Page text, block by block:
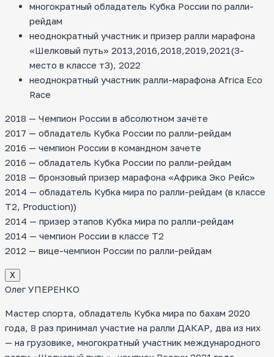
многократный обладатель Кубка России по ралли-
рейдам
неоднократный участник и призер ралли марафона
«Шелковый путь» 2013,2016,2018,2019,2021(3-
место в классе т3), 2022
неоднократный участник ралли-марафона Africa Eco
Race
2018 — Чемпион России в абсолютном зачёте
2017 — обладатель Кубка России по ралли-рейдам
2016 — чемпион России в командном зачете
2016 — обладатель Кубка России по ралли-рейдам
2018 — бронзовый призер марафона «Африка Эко Рейс»
2014 — обладатель Кубка мира по ралли-рейдам (в классе
T2, Production))
2014 — призер этапов Кубка мира по ралли-рейдам
2014 — чемпион России в классе Т2
2012 — вице-чемпион России по ралли-рейдам
Х
Олег УПЕРЕНКО
Мастер спорта, обладатель Кубка мира по бахам 2020
года, 8 раз принимал участие на ралли ДАКАР, два из них
— на грузовике, многократный участник международного